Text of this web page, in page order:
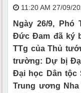
11:20 AM 27/09/
Ngày 26/9,
Đức Đam đã ký
TTg của Thủ
trường: Dự bị
Đại học Dân tộc
Trung ương